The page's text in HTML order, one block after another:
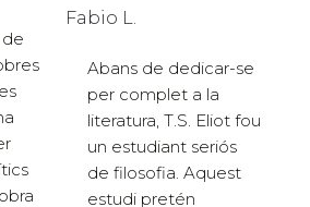
Fabio L.
Abans de dedicar-se
per complet a la
literatura, T.S. Eliot fou
un estudiant seriós
de filosofia. Aquest
estudi pretén